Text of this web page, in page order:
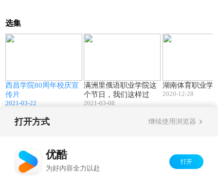
选集
西昌学院80周年校庆宣
传片
2021-03-22
满洲里俄语职业学院这
个节日，我们这样过
2021-03-08
湖南体育职业学
2020-12-28
打开方式 继续使用浏览器
优酷
为好内容全力以赴
打开